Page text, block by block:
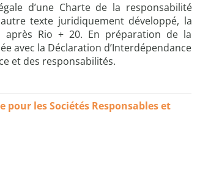
d’une Charte de la responsabilité
texte juridiquement développé, la
après Rio + 20. En préparation de la
avec la Déclaration d’Interdépendance
et des responsabilités.
pour les Sociétés Responsables et